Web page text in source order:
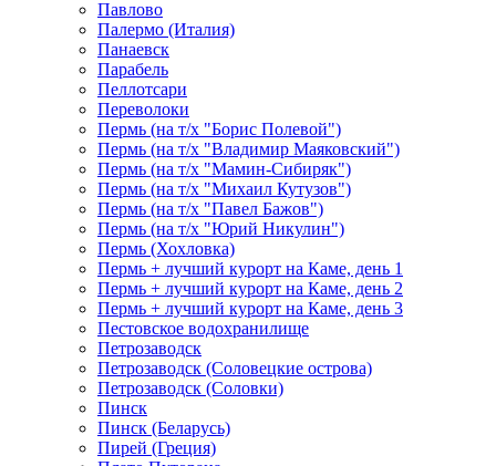
Павлово
Палермо (Италия)
Панаевск
Парабель
Пеллотсари
Переволоки
Пермь (на т/х "Борис Полевой")
Пермь (на т/х "Владимир Маяковский")
Пермь (на т/х "Мамин-Сибиряк")
Пермь (на т/х "Михаил Кутузов")
Пермь (на т/х "Павел Бажов")
Пермь (на т/х "Юрий Никулин")
Пермь (Хохловка)
Пермь + лучший курорт на Каме, день 1
Пермь + лучший курорт на Каме, день 2
Пермь + лучший курорт на Каме, день 3
Пестовское водохранилище
Петрозаводск
Петрозаводск (Соловецкие острова)
Петрозаводск (Соловки)
Пинск
Пинск (Беларусь)
Пирей (Греция)